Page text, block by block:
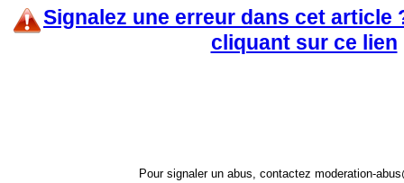
Signalez une erreur dans cet article
cliquant sur ce lien
Pour signaler un abus, contactez moderation-